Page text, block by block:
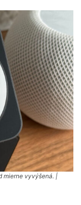
mierne vyvýšená. |